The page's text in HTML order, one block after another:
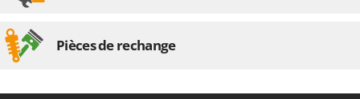
Pièces de rechange